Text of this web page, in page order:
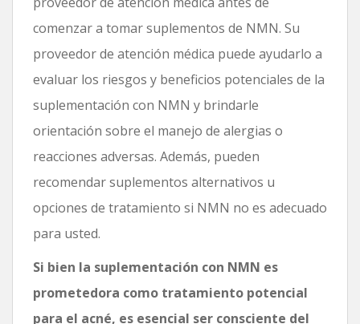
comenzar a tomar suplementos de NMN. Su
proveedor de atención médica puede ayudarlo a
evaluar los riesgos y beneficios potenciales de la
suplementación con NMN y brindarle
orientación sobre el manejo de alergias o
reacciones adversas. Además, pueden
recomendar suplementos alternativos u
opciones de tratamiento si NMN no es adecuado
para usted.
Si bien la suplementación con NMN es
prometedora como tratamiento potencial
para el acné, es esencial ser consciente del